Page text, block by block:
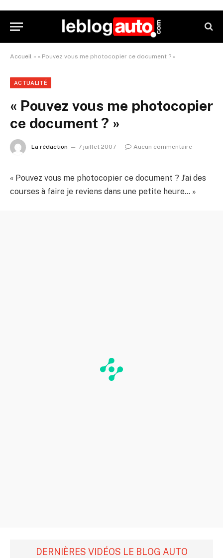
Accueil » « Pouvez vous me photocopier ce document ? »
ACTUALITÉ
« Pouvez vous me photocopier
ce document ? »
La rédaction 7 juillet 2007 Aucun commentaire
« Pouvez vous me photocopier ce document ? J’ai des
courses à faire je reviens dans une petite heure… »
DERNIÈRES VIDÉOS LE BLOG AUTO